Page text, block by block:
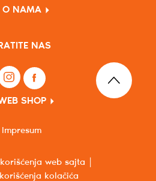
O NAMA
NAS
SHOP
web sajta
kolačića
Impresum